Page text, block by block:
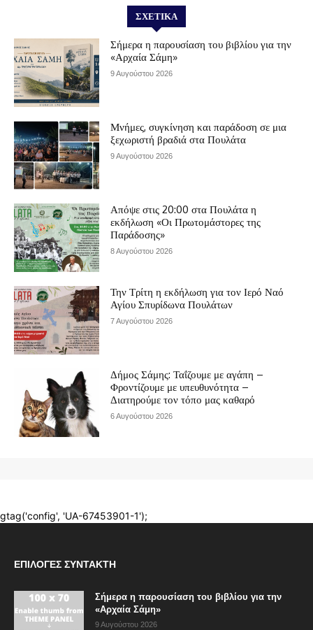
ΕΠΙΛΟΓΈΣ ΣΥΝΤΆΚΤΗ
Σήμερα η παρουσίαση του βιβλίου για την
«Αρχαία Σάμη»
9 Αυγούστου 2026